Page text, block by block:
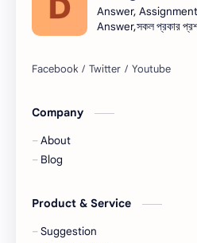
সারাংশ ও সারমর্ম
Answer,
Answer,সকল প্রকার
খবর (Job Circular) -
Company
About
Blog
Product & Service
Suggestion